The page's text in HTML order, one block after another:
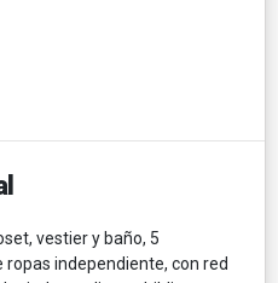
vestier y baño, 5
ropas independiente, con red